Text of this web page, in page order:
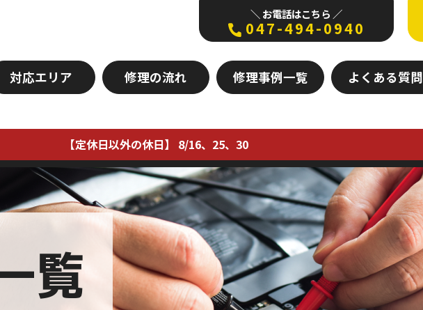
＼ お電話はこちら ／
047-494-0940
対応エリア 修理の流れ 修理事例一覧 よくある質問
【定休日以外の休日】 8/16、25、30
覧